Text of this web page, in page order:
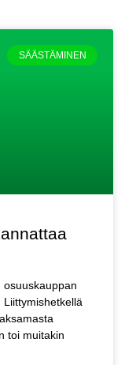
SÄÄSTÄMINEN
osuuskauppan
Liittymishetkellä
toi muitakin